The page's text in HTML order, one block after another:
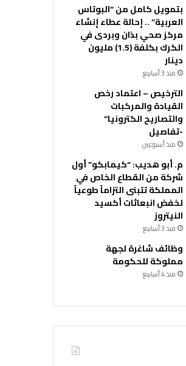
بتمويل كامل من “البوتاس
العربية” .. إحالة عطاء إنشاء
مركز صحي بذان وبردى في
الكرك بكلفة (1.5) مليون
دينار
منذ 3 أسابيع
الترخيص – اعتماد رخص
القيادة والمركبات
والتصاريح الكترونيا”
-تفاصيل
منذ أسبوعين
م. أبو هديب: “كيمابكو” أول
شركة من القطاع الخاص في
المملكة تتبنى التزاماً طوعياً
لخفض انبعاثات أكسيد
النيتروز
منذ 3 أسابيع
وظائف شاغرة لجهة
مملوكة للحكومة
منذ 4 أسابيع